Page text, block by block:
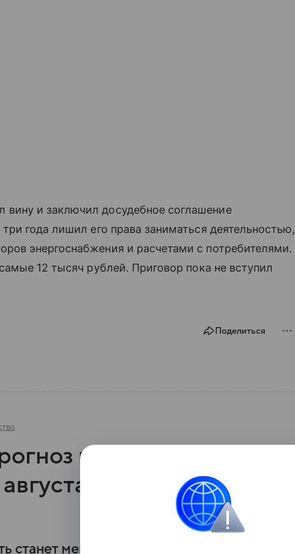
и заключил досудебное соглашение
года лишил его права заниматься деятельностью,
энергоснабжения и расчетами с потребителями.
12 тысяч рублей. Приговор пока не вступил
Поделиться
погоды на
в Нижнем
станет менее плотной, местами появятся